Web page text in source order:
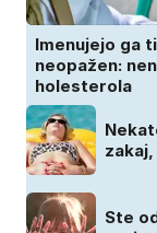
Imenujejo ga
neopažen:
holesterola
Ste